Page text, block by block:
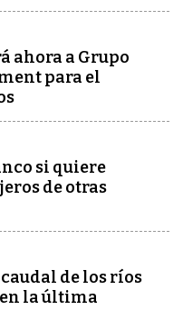
ahora a Grupo
para el
si quiere
de otras
de los ríos
en la última